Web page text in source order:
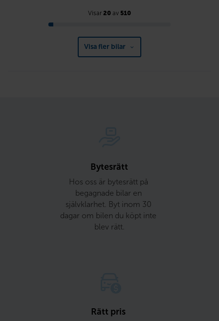
Visar 20 av 510
Visa fler bilar
Bytesrätt
Hos oss är bytesrätt på
begagnade bilar en
självklarhet. Byt inom 30
dagar om bilen du köpt inte
blev rätt.
Rätt pris